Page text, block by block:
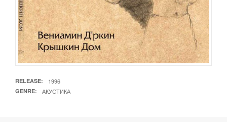
RELEASE 1996
GENRE АКУСТИКА